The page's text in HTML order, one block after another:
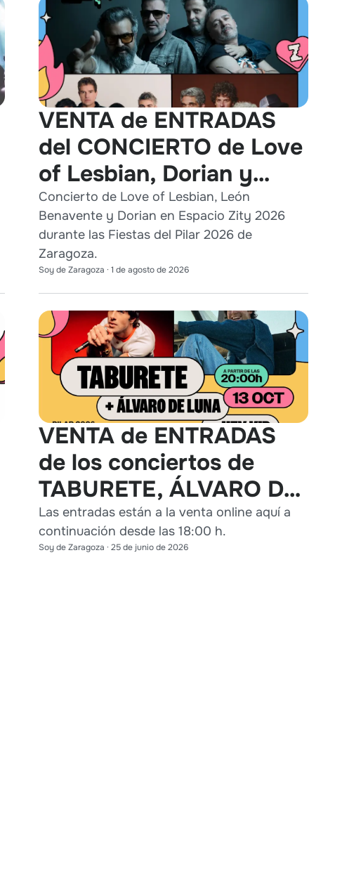
VENTA de ENTRADAS
del CONCIERTO de Love
of Lesbian, Dorian y
León Benavente en
Zaragoza 2026
Concierto de Love of Lesbian, León
Benavente y Dorian en Espacio Zity 2026
durante las Fiestas del Pilar 2026 de
Zaragoza.
Soy de Zaragoza · 1 de agosto de 2026
VENTA de ENTRADAS
de los conciertos de
TABURETE, ÁLVARO DE
LUNA y HEY KID en
Zaragoza
Las entradas están a la venta online aquí a
continuación desde las 18:00 h.
Soy de Zaragoza · 25 de junio de 2026